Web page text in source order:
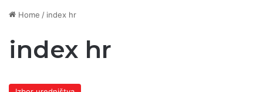
Home / index hr
index hr